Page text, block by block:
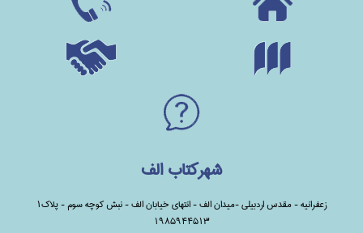
شهرکتاب الف
زعفرانیه - مقدس اردبیلی -میدان الف - انتهای خیابان الف - نبش کوچه سوم - پلاک1
1985944513